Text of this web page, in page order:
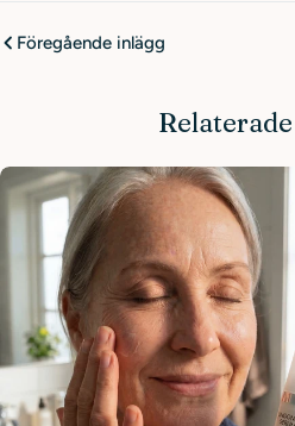
Föregående inlägg